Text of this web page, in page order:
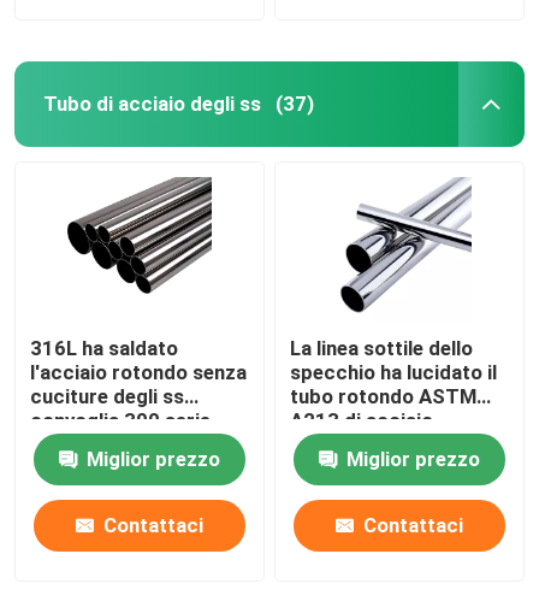
Tubo di acciaio degli ss (37)
316L ha saldato
l'acciaio rotondo senza
cuciture degli ss
convoglia 300 serie
Miglior prezzo
Contattaci
La linea sottile dello
specchio ha lucidato il
tubo rotondo ASTM
A213 di acciaio
inossidabile
Miglior prezzo
Contattaci